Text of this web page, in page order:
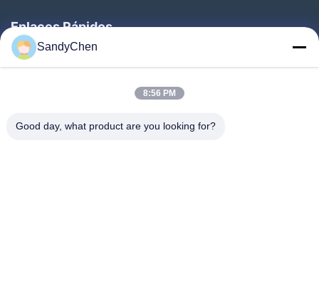
Enlaces Rápidos
Hogar
Sobre Nosotros
SandyChen
8:56 PM
Good day, what product are you looking for?